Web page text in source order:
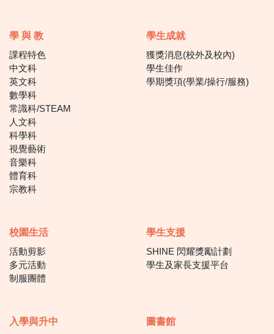
學 與 教
課程特色
中文科
英文科
數學科
常識科/STEAM
人文科
科學科
視覺藝術
音樂科
體育科
宗教科
學生成就
獲獎消息(校外及校內)
學生佳作
學期獎項(學業/操行/服務)
校園生活
活動剪影
多元活動
制服團體
學生支援
SHINE 閃耀獎勵計劃
學生及家長支援平台
入學與升中
圖書館